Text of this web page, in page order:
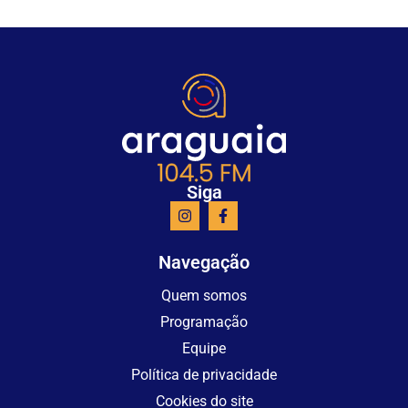
Siga
Navegação
Quem somos
Programação
Equipe
Política de privacidade
Cookies do site